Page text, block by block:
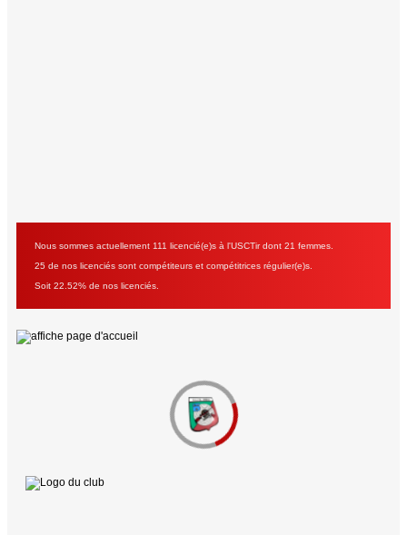
Nous sommes actuellement 111 licencié(e)s à l'USCTir dont 21 femmes.
25 de nos licenciés sont compétiteurs et compétitrices régulier(e)s.
Soit 22.52% de nos licenciés.